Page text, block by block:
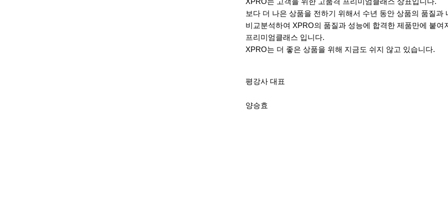
보다 더 나은 상품을 전하기 위해서 수년 동안 상품의 품질과
비교분석하여 XPRO의 품질과 성능에 합격한 제품만에 붙여
프리미엄클래스 입니다.
XPRO는 더 좋은 상품을 위해 지금도 쉬지 않고 있습니다.
평강사 대표
양승효